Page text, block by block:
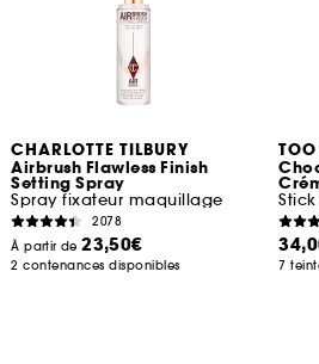
CHARLOTTE TILBURY
Airbrush Flawless Finish
Setting Spray
Spray fixateur maquillage
2078
À partir de23,50€
2 contenances disponibles 7